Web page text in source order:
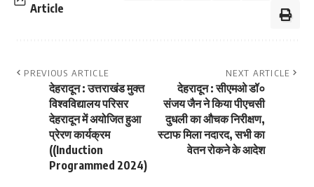
Article
PREVIOUS ARTICLE
देहरादून : उत्तराखंड मुक्त
विश्वविद्यालय परिसर
देहरादून में अयोजित हुआ
प्रेरण कार्यक्रम
((Induction
Programmed 2024)
NEXT ARTICLE
देहरादून : सीएमओ डॉ०
संजय जैन ने किया पीएचसी
दुधली का औचक निरीक्षण,
स्टाफ मिला नदारद, सभी का
वेतन रोकने के आदेश